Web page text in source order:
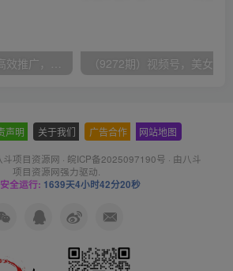
亚马逊大卖家新品高效推广，分享如何高效推广，打造百万美金爆款单品
声明 关于我们 广告合作 网站地图
斗项目资源网 · 皖ICP备2025097190号 · 由八斗
项目资源网强力驱动.
全运行: 1639天4小时42分20秒